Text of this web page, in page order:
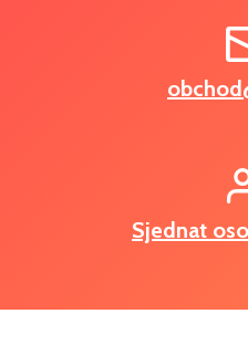
Sjednat